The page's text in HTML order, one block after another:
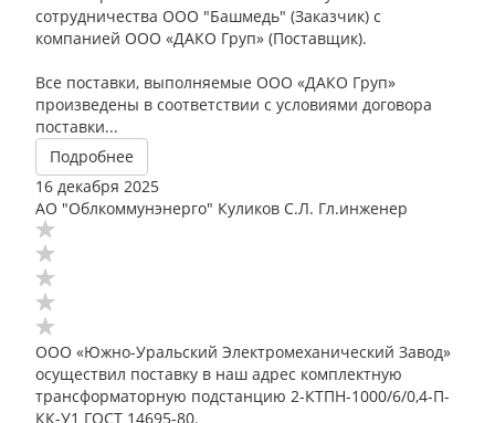
сотрудничества ООО "Башмедь" (Заказчик) с
компанией ООО «ДАКО Груп» (Поставщик).
Все поставки, выполняемые ООО «ДАКО Груп»
произведены в соответствии с условиями договора
поставки...
Подробнее
16 декабря 2025
АО "Облкоммунэнерго" Куликов С.Л. Гл.инженер
ООО «Южно-Уральский Электромеханический Завод»
осуществил поставку в наш адрес комплектную
трансформаторную подстанцию 2-КТПН-1000/6/0,4-П-
КК-У1 ГОСТ 14695-80.